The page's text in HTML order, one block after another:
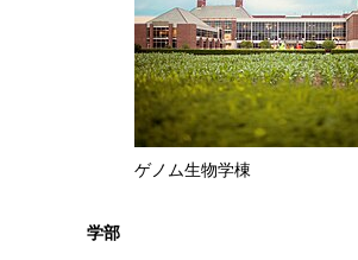
ゲノム生物学棟
学部